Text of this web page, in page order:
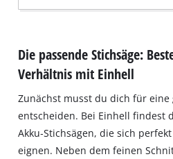
Die passende Stichsäge:
Verhältnis mit Einhell
Zunächst musst du dich für eine
entscheiden. Bei Einhell findest
Akku‐Stichsägen, die sich
eignen. Neben dem feinen